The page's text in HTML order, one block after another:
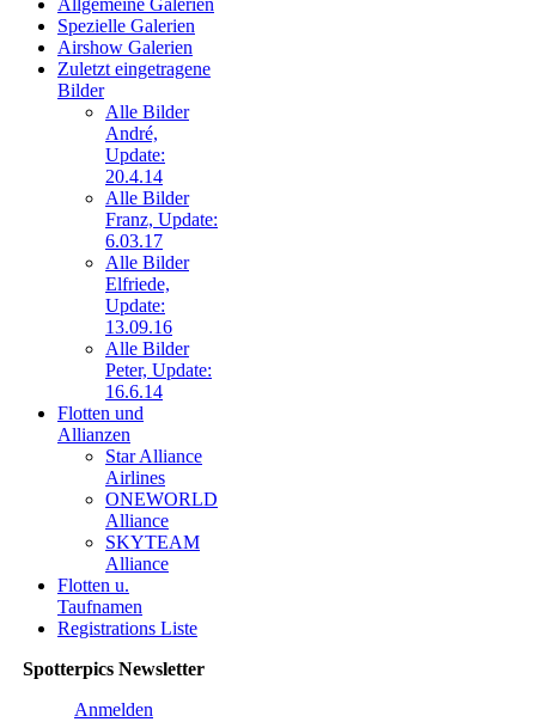
Neue Bilder Online!
>Bilder von Elfriede<
> Letzte Änderung
06.03.17 <
UNSERE
GALERIE
Neue Bilder Online!
>Bilder von Franz<
Neue Bilder Online!
>Bilder von Elfriede<
> Letzte Änderung
06.03.17 <
UNSERE
GALERIE
Neue Bilder Online!
>Bilder von Franz<
Neue Bilder Online!
>Bilder von Elfriede<
> Letzte Änderung
06.03.17 <
GALERIE
Allgemeine Galerien
Spezielle Galerien
Airshow Galerien
Zuletzt eingetragene
Bilder
Alle Bilder
André,
Update:
20.4.14
Alle Bilder
Franz, Update:
6.03.17
Alle Bilder
Elfriede,
Update:
13.09.16
Alle Bilder
Peter, Update:
16.6.14
Flotten und
Allianzen
Star Alliance
Airlines
ONEWORLD
Alliance
SKYTEAM
Alliance
Flotten u.
Taufnamen
Registrations Liste
Spotterpics Newsletter
Anmelden